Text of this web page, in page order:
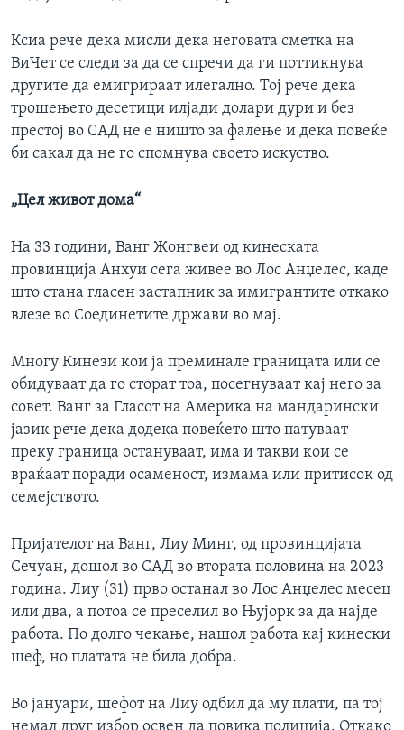
Ксиа рече дека мисли дека неговата сметка на
ВиЧет се следи за да се спречи да ги поттикнува
другите да емигрираат илегално. Тој рече дека
трошењето десетици илјади долари дури и без
престој во САД не е ништо за фалење и дека повеќе
би сакал да не го спомнува своето искуство.
„Цел живот дома“
На 33 години, Ванг Жонгвеи од кинеската
провинција Анхуи сега живее во Лос Анџелес, каде
што стана гласен застапник за имигрантите откако
влезе во Соединетите држави во мај.
Многу Кинези кои ја преминале границата или се
обидуваат да го сторат тоа, посегнуваат кај него за
совет. Ванг за Гласот на Америка на мандарински
јазик рече дека додека повеќето што патуваат
преку граница остануваат, има и такви кои се
враќаат поради осаменост, измама или притисок од
семејството.
Пријателот на Ванг, Лиу Минг, од провинцијата
Сечуан, дошол во САД во втората половина на 2023
година. Лиу (31) прво останал во Лос Анџелес месец
или два, а потоа се преселил во Њујорк за да најде
работа. По долго чекање, нашол работа кај кинески
шеф, но платата не била добра.
Во јануари, шефот на Лиу одбил да му плати, па тој